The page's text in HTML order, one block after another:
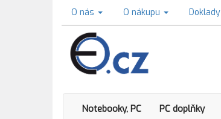
O nás O nákupu Doklady
Notebooky, PC PC doplňky